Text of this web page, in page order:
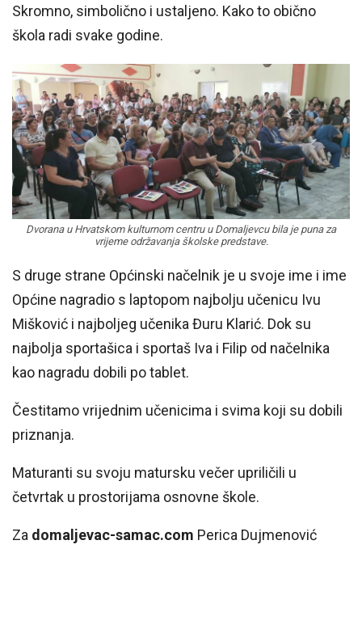
Skromno, simbolično i ustaljeno. Kako to obično
škola radi svake godine.
Dvorana u Hrvatskom kulturnom centru u Domaljevcu bila je puna za
vrijeme održavanja školske predstave.
S druge strane Općinski načelnik je u svoje ime i ime
Općine nagradio s laptopom najbolju učenicu Ivu
Mišković i najboljeg učenika Đuru Klarić. Dok su
najbolja sportašica i sportaš Iva i Filip od načelnika
kao nagradu dobili po tablet.
Čestitamo vrijednim učenicima i svima koji su dobili
priznanja.
Maturanti su svoju matursku večer upriličili u
četvrtak u prostorijama osnovne škole.
Za domaljevac-samac.com Perica Dujmenović